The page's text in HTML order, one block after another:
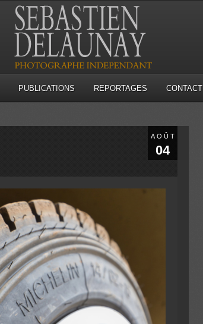
PUBLICATIONS REPORTAGES CONTACT
AOÛT
04